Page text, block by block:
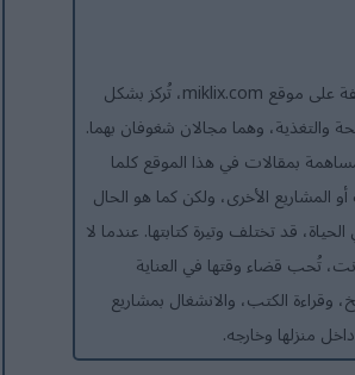
إميلي كاتبة ضيفة على موقع miklix.com، تُركز بشكل
والتغذية، وهما مجالان شغوفان بهما.
بمقالات في هذا الموقع كلما
المشاريع الأخرى، ولكن كما هو الحال
قد تختلف وتيرة كتابتها. عندما لا
تُحب قضاء وقتها في العناية
وقراءة الكتب، والانشغال بمشاريع
منزلها وخارجه.